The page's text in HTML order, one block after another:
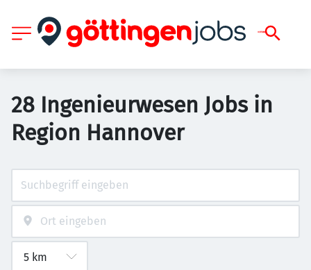
28 Ingenieurwesen Jobs in
Region Hannover